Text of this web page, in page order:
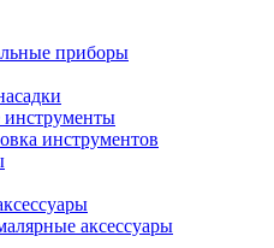
приборы
инструментов
аксессуары